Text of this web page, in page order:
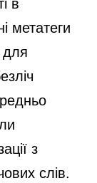
в
метатеги
для
з
слів.